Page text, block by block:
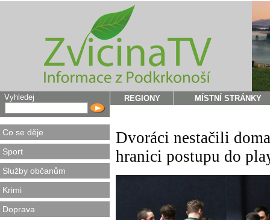
Vyhledej
Co se děje
Sport
Služby občanům
Krimi
Doprava
REGIONY MÍSTNÍ STRÁNKY
Dvoráci nestačili
hranici postupu do